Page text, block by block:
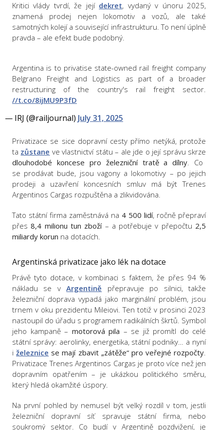
Kritici vlády tvrdí, že její dekret, vydaný v únoru 2025,
znamená prodej nejen lokomotiv a vozů, ale také
samotných kolejí a související infrastrukturu. To není úplně
pravda – ale efekt bude podobný.
Argentina is to privatise state-owned rail freight company
Belgrano Freight and Logistics as part of a broader
restructuring of the country's rail freight sector.
//t.co/8ijMU9P3fD
— IRJ (@railjournal) July 31, 2025
Privatizace se sice dopravní cesty přímo netýká, protože
ta zůstane ve vlastnictví státu – ale jde o její správu skrze
dlouhodobé koncese pro železniční tratě a dílny. Co
se prodávat bude, jsou vagony a lokomotivy – po jejich
prodeji a uzavření koncesních smluv má být Trenes
Argentinos Cargas rozpuštěna a zlikvidována.
Tato státní firma zaměstnává na 4 500 lidí, ročně přepraví
přes8,4 milionu tun zboží– a potřebuje v přepočtu 2,5
miliardy korun na dotacích.
Argentinská privatizace jako lék na dotace
Právě tyto dotace, v kombinaci s faktem, že přes 94 %
nákladu se vArgentině přepravuje po silnici, takže
železniční doprava vypadá jako marginální problém, jsou
trnem v oku prezidentu Mileiovi. Ten totiž v prosinci 2023
nastoupil do úřadu s programem radikálních škrtů. Symbol
jeho kampaně – motorová pila – se již promítl do celé
státní správy: aerolinky, energetika, státní podniky… a nyní
iželeznice se mají zbavit „zátěže“ pro veřejné rozpočty.
Privatizace Trenes Argentinos Cargas je proto více než jen
dopravním opatřením – je ukázkou politického směru,
který hledá okamžité úspory.
Na první pohled by nemusel být velký rozdíl v tom, jestli
železniční dopravní síť spravuje státní firma, nebo
soukromý sektor. Co budí v Argentině pozdvižení, je